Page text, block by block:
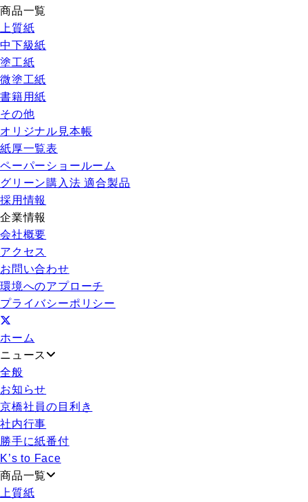
商品一覧
上質紙
中下級紙
塗工紙
微塗工紙
書籍用紙
その他
オリジナル見本帳
紙厚一覧表
ペーパーショールーム
グリーン購入法 適合製品
採用情報
企業情報
会社概要
アクセス
お問い合わせ
環境へのアプローチ
プライバシーポリシー
ホーム
ニュース
全般
お知らせ
京橋社員の目利き
社内行事
勝手に紙番付
K’s to Face
商品一覧
上質紙